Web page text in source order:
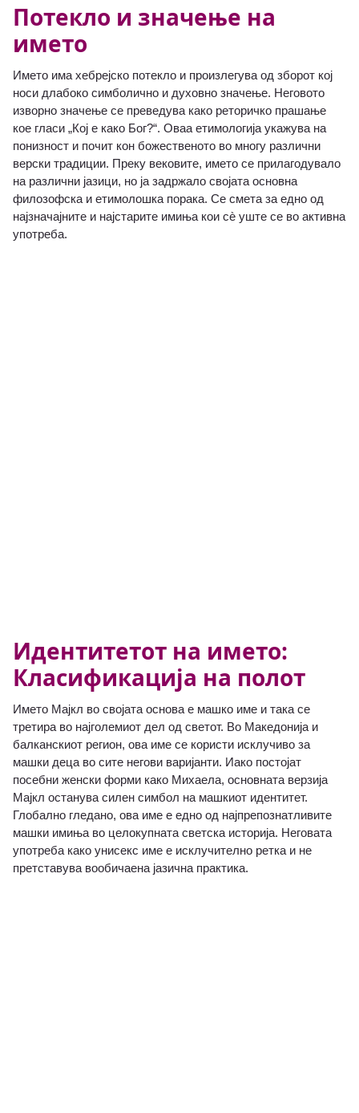
Потекло и значење на
името
Името има хебрејско потекло и произлегува од зборот кој
носи длабоко симболично и духовно значење. Неговото
изворно значење се преведува како реторичко прашање
кое гласи „Кој е како Бог?“. Оваа етимологија укажува на
понизност и почит кон божественото во многу различни
верски традиции. Преку вековите, името се прилагодувало
на различни јазици, но ја задржало својата основна
филозофска и етимолошка порака. Се смета за едно од
најзначајните и најстарите имиња кои сè уште се во активна
употреба.
Идентитетот на името:
Класификација на полот
Името Мајкл во својата основа е машко име и така се
третира во најголемиот дел од светот. Во Македонија и
балканскиот регион, ова име се користи исклучиво за
машки деца во сите негови варијанти. Иако постојат
посебни женски форми како Михаела, основната верзија
Мајкл останува силен симбол на машкиот идентитет.
Глобално гледано, ова име е едно од најпрепознатливите
машки имиња во целокупната светска историја. Неговата
употреба како унисекс име е исклучително ретка и не
претставува вообичаена јазична практика.